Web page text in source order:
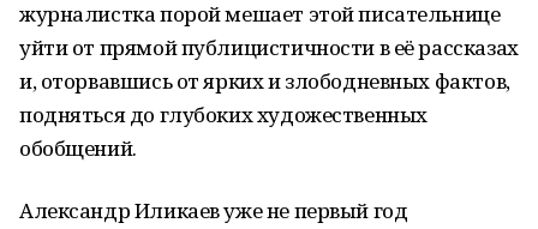
журналистка порой мешает этой писательнице
уйти от прямой публицистичности в её рассказах
и, оторвавшись от ярких и злободневных фактов,
подняться до глубоких художественных
обобщений.
Александр Иликаев уже не первый год